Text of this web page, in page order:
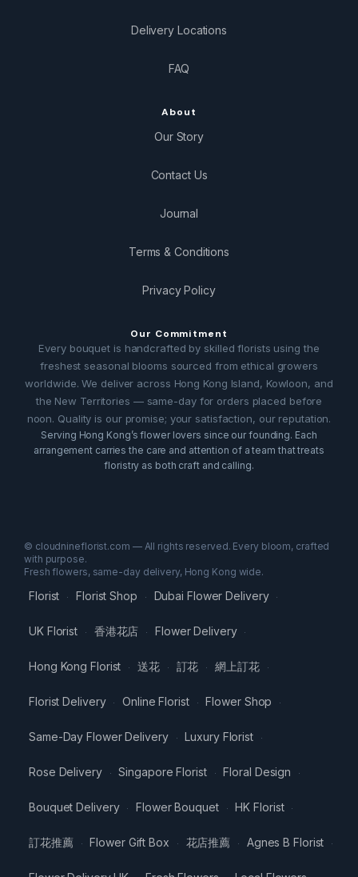
Delivery Locations
FAQ
About
Our Story
Contact Us
Journal
Terms & Conditions
Privacy Policy
Our Commitment
Every bouquet is handcrafted by skilled florists using the
freshest seasonal blooms sourced from ethical growers
worldwide. We deliver across Hong Kong Island, Kowloon, and
the New Territories — same-day for orders placed before
noon. Quality is our promise; your satisfaction, our reputation.
Serving Hong Kong’s flower lovers since our founding. Each
arrangement carries the care and attention of a team that treats
floristry as both craft and calling.
© cloudnineflorist.com — All rights reserved. Every bloom, crafted
with purpose.
Fresh flowers, same-day delivery, Hong Kong wide.
Florist · Florist Shop · Dubai Flower Delivery ·
UK Florist · 香港花店 · Flower Delivery ·
Hong Kong Florist · 送花 · 訂花 · 網上訂花 ·
Florist Delivery · Online Florist · Flower Shop ·
Same-Day Flower Delivery · Luxury Florist ·
Rose Delivery · Singapore Florist · Floral Design ·
Bouquet Delivery · Flower Bouquet · HK Florist ·
訂花推薦 · Flower Gift Box · 花店推薦 · Agnes B Florist ·